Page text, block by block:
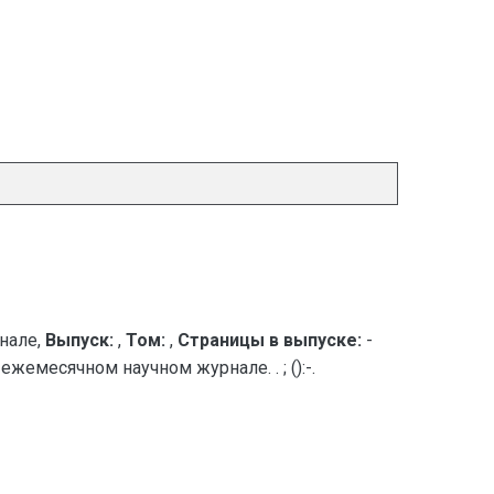
Выпуск: , Том: , Страницы в выпуске: -
научном журнале. . ; ():-.